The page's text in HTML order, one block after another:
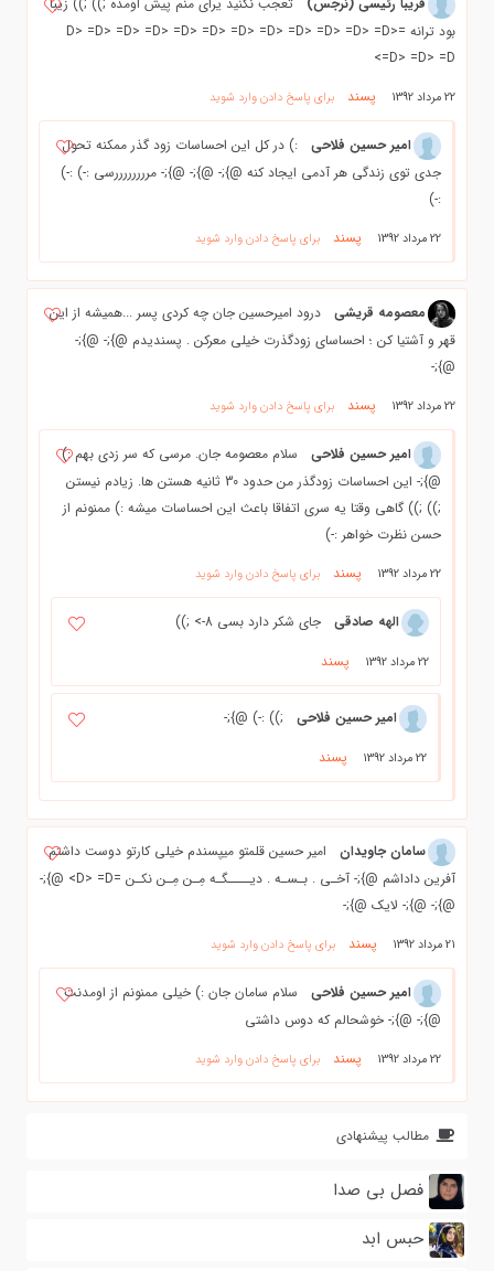
بود ترانه =D> =D> =D> =D> =D> =D> =D> =D> =D> =D> =D> =D>
=D> =D> =D>
22 مرداد 1392 پسند برای پاسخ دادن وارد شوید
امیر حسین فلاحی
:) در کل این احساسات زود گذر ممکنه تحول
جدی توی زندگی هر آدمی ایجاد کنه @};- @};- @};- مررررررررسی :-) :-)
:-)
22 مرداد 1392 پسند برای پاسخ دادن وارد شوید
معصومه قریشی
درود امیرحسین جان چه کردی پسر ...همیشه از این
قهر و آشتیا کن ؛ احساسای زودگذرت خیلی معرکن . پسندیدم @};- @};-
@};-
22 مرداد 1392 پسند برای پاسخ دادن وارد شوید
امیر حسین فلاحی
سلام معصومه جان. مرسی که سر زدی بهم :)
@};- این احساسات زودگذر من حدود 30 ثانیه هستن ها. زیادم نیستن
;)) ;)) گاهی وقتا یه سری اتفاقا باعث این احساسات میشه :) ممنونم از
حسن نظرت خواهر :-)
22 مرداد 1392 پسند برای پاسخ دادن وارد شوید
الهه صادقي جاي شكر دارد بسي 8-> ;))
22 مرداد 1392 پسند
امیر حسین فلاحی ;)) :-) @};-
22 مرداد 1392 پسند
سامان جاويدان
امیر حسین قلمتو میپسندم خیلی کارتو دوست داشتم
آفرین داداشم @};- آخـی . بـسـه . دیــــگـه مِـن مِـن نکـن =D> =D> @};-
@};- @};- لایک @};-
21 مرداد 1392 پسند برای پاسخ دادن وارد شوید
امیر حسین فلاحی
سلام سامان جان :) خیلی ممنونم از اومدنت
@};- @};- خوشحالم که دوس داشتی
22 مرداد 1392 پسند برای پاسخ دادن وارد شوید
مطالب پیشنهادی
فصل بی صدا
حبس ابد